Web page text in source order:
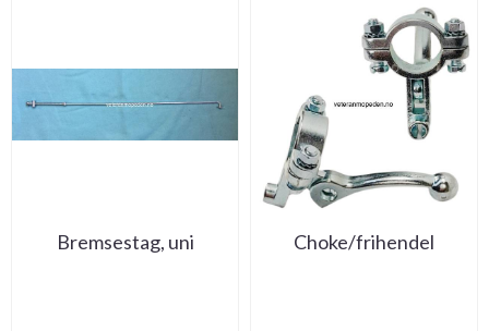
Bremsestag, uni Choke/frihendel